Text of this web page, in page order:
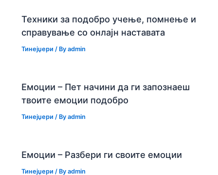
Техники за подобро учење, помнење и
справување со онлајн наставата
Тинејџери / Byadmin
Емоции – Пет начини да ги запознаеш
твоите емоции подобро
Тинејџери / Byadmin
Емоции – Разбери ги своите емоции
Тинејџери / Byadmin